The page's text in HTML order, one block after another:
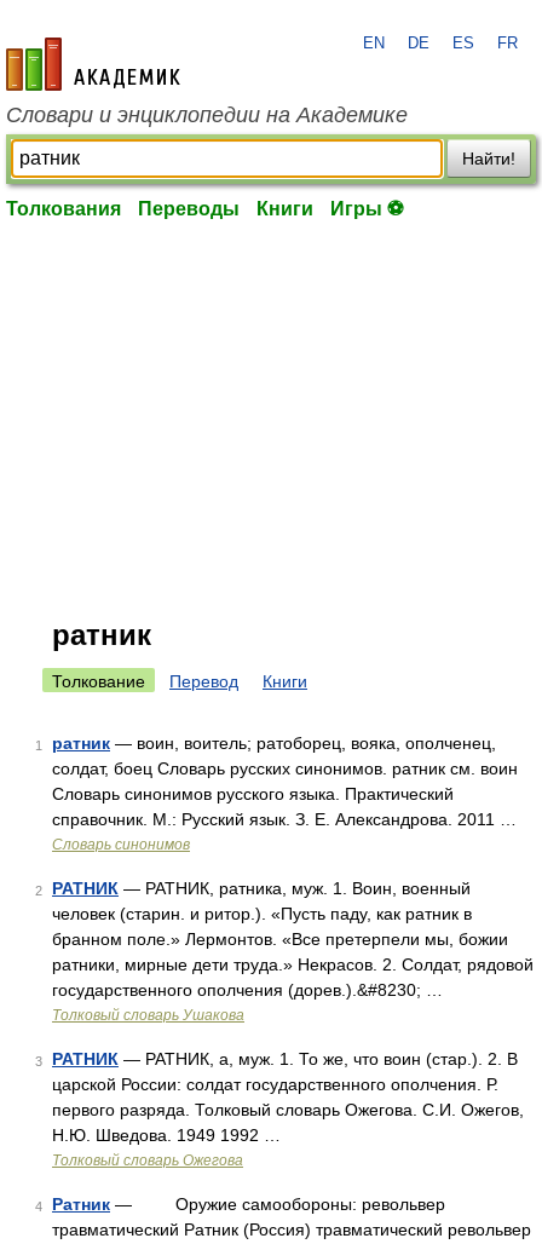
academic.ru
EN DE ES FR
Словари и энциклопедии на Академике
Найти!
Толкования Переводы Книги Игры ⚽
ратник
Толкование Перевод Книги
1 ратник — воин, воитель; ратоборец, вояка, ополченец,
солдат, боец Словарь русских синонимов. ратник см. воин
Словарь синонимов русского языка. Практический
справочник. М.: Русский язык. З. Е. Александрова. 2011 …
Словарь синонимов
2 РАТНИК — РАТНИК, ратника, муж. 1. Воин, военный
человек (старин. и ритор.). «Пусть паду, как ратник в
бранном поле.» Лермонтов. «Все претерпели мы, божии
ратники, мирные дети труда.» Некрасов. 2. Солдат, рядовой
государственного ополчения (дорев.).&#8230; …
Толковый словарь Ушакова
3 РАТНИК — РАТНИК, а, муж. 1. То же, что воин (стар.). 2. В
царской России: солдат государственного ополчения. Р.
первого разряда. Толковый словарь Ожегова. С.И. Ожегов,
Н.Ю. Шведова. 1949 1992 …
Толковый словарь Ожегова
4 Ратник — Оружие самообороны: револьвер
травматический Ратник (Россия) травматический револьвер